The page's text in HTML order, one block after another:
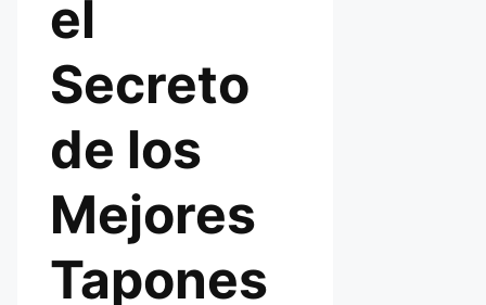
el
Secreto
de los
Mejores
Tapones